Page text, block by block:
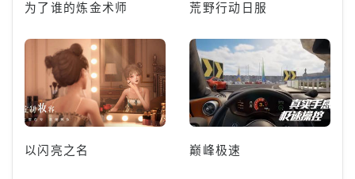
为了谁的炼金术师 荒野行动日服
以闪亮之名 巅峰极速